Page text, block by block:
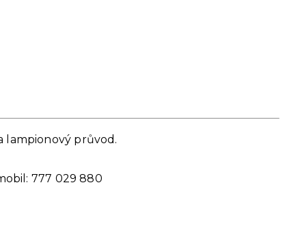
lampionový průvod.
777 029 880